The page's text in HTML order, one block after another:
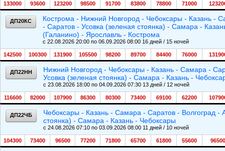
133000 93600 123200 98500 91700 83800 78800 71000
ДП20КС
Кострома - Нижний Новгород - Чебоксары - Казань -
- Саратов - Усовка (зеленая стоянка) - Самара -
(Галанино) - Ярославль - Кострома
c 22.08.2026 20:00 по 06.09.2026 08:00 16 дней / 15 ночей
142500 100300 131900 105500 98200 89700 84400 76000
ДП22НН
Нижний Новгород - Чебоксары - Казань - Самара -
Усовка (зеленая стоянка) - Самара - Казань -
c 23.08.2026 18:00 по 04.09.2026 07:30 13 дней / 12 ночей
116600 82000 107900 86300 80300 73400 69100 62200
ДП22ЧБ
Чебоксары - Казань - Самара - Саратов - Волгоград -
стоянка) - Самара - Казань - Чебоксары
c 24.08.2026 07:10 по 03.09.2026 08:00 11 дней / 10 ночей
104300 73400 96500 77200 71800 65700 61800 55600 96500